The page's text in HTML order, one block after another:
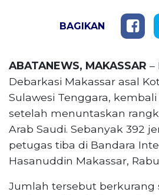
BAGIKAN
ABATANEWS, MAKASSAR –
Debarkasi Makassar asal
Sulawesi Tenggara,
setelah menuntaskan
Arab Saudi. Sebanyak 392
petugas tiba di Bandara
Hasanuddin Makassar,
Jumlah tersebut berkurang